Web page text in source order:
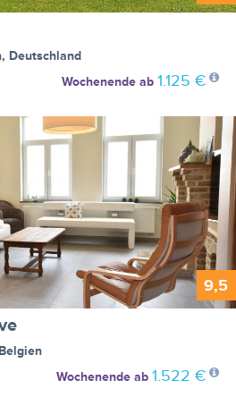
, Deutschland
Wochenendeab 1.125 €
9,5
Belgien
Wochenendeab 1.522 €